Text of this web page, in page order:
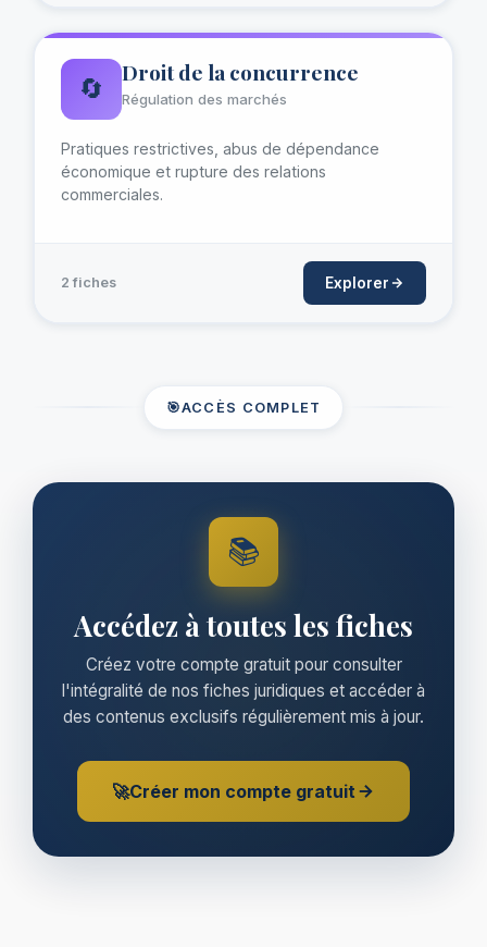
🔄
Droit de la concurrence
Régulation des marchés
Pratiques restrictives, abus de dépendance
économique et rupture des relations
commerciales.
2 fiches Explorer
🎯ACCÈS COMPLET
📚
Accédez à toutes les fiches
Créez votre compte gratuit pour consulter
l'intégralité de nos fiches juridiques et accéder à
des contenus exclusifs régulièrement mis à jour.
🚀Créer mon compte gratuit